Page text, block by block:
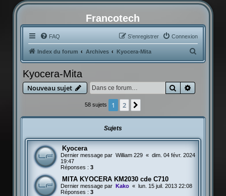
Francotech
FAQ Connexion
S’enregistrer
Index du forum Archives Kyocera-Mita
e
h
Kyocera-Mita
Nouveau sujet Rechercher
58 sujets 1 2
Sujets
Kyocera
Dernier message par William 229 « dim. 04 févr. 2024
19:47
Réponses : 3
MITA KYOCERA KM2030 cde C710
Dernier message par Kako «
lun. 15 juil. 2013 22:08
Réponses : 3